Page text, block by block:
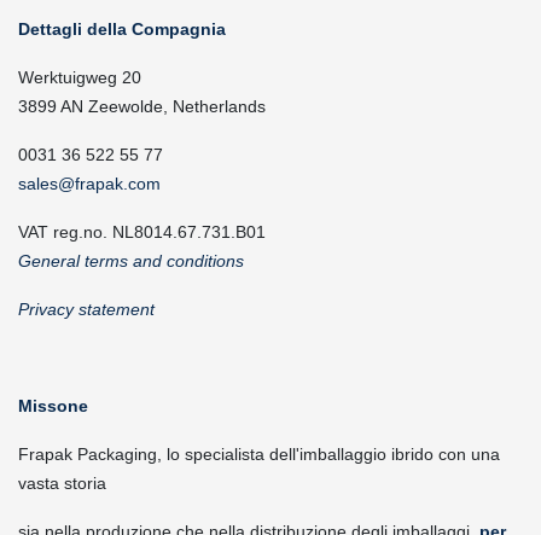
Dettagli della Compagnia
Werktuigweg 20
3899 AN Zeewolde, Netherlands
0031 36 522 55 77
sales@frapak.com
VAT reg.no. NL8014.67.731.B01
General terms and conditions
Privacy statement
Missone
Frapak Packaging, lo specialista dell'imballaggio ibrido con una
vasta storia